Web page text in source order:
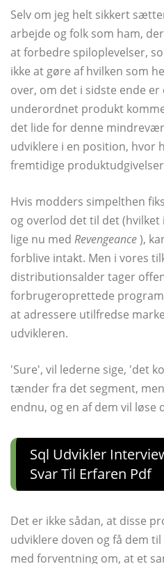
Selv om jeg helt sikkert
arbejde og folk som ham,
at forbedre spiloplevelser,
ikke at gøre af hvilken som
over, om det i sidste ende
underordnet produkt
det lide for denne
udviklere i en position, hvor
fremtidige
Hvis modders simpelthen
og overlod det til det
lige nu med Revengeance),
forblive intakt. Men i vores
distributionsalder tager
forbrugeroprettede
at adressere utilfredse
udvikleren.
'Sure', vil lederne sige, 'det
tænder fra det segment,
endnu, og en af ​​dem vil løse
Sql Udvikler
Svar Til Erfaren Pdf
Det er ikke sådan, at disse
udviklere doven og få dem
med forventning om, at et